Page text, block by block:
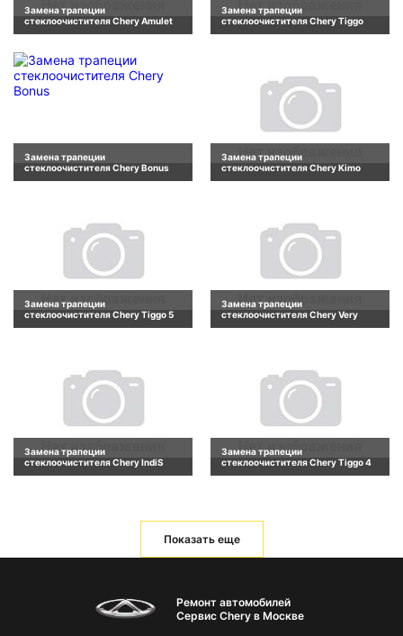
Замена трапеции
стеклоочистителя Chery Amulet
Замена трапеции
стеклоочистителя Chery Tiggo
Замена трапеции
стеклоочистителя Chery Bonus
Замена трапеции
стеклоочистителя Chery Kimo
Замена трапеции
стеклоочистителя Chery Tiggo 5
Замена трапеции
стеклоочистителя Chery Very
Замена трапеции
стеклоочистителя Chery IndiS
Замена трапеции
стеклоочистителя Chery Tiggo 4
Показать еще
Ремонт автомобилей
Сервис Chery в Москве